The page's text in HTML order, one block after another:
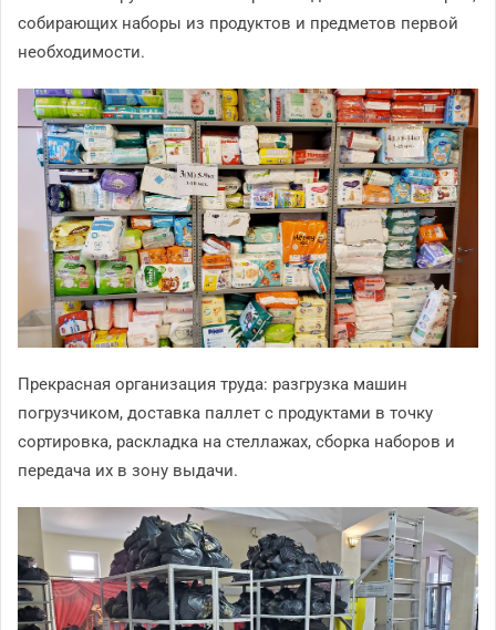
собирающих наборы из продуктов и предметов первой
необходимости.
Прекрасная организация труда: разгрузка машин
погрузчиком, доставка паллет с продуктами в точку
сортировка, раскладка на стеллажах, сборка наборов и
передача их в зону выдачи.